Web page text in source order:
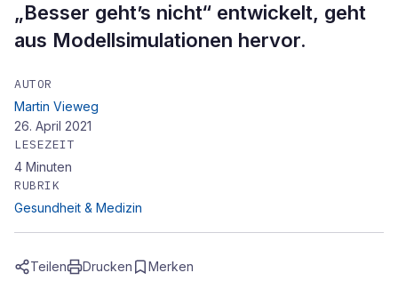
„Besser geht’s nicht“ entwickelt, geht
aus Modellsimulationen hervor.
AUTOR
Martin Vieweg
26. April 2021
LESEZEIT
4 Minuten
RUBRIK
Gesundheit & Medizin
Teilen Drucken Merken